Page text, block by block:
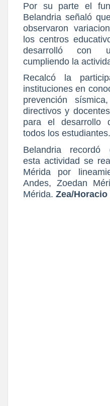
Por su parte el
Belandria señaló
observaron
los centros
desarrolló con
cumpliendo la
Recalcó la
instituciones en
prevención
directivos y
para el desarrollo
todos los estudiantes.
Belandria recordó
esta actividad se
Mérida por
Andes, Zoedan
Mérida. Zea/Horacio